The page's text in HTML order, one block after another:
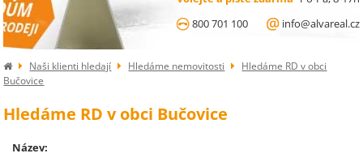
800 701 100
info@alvareal.cz
Naši klienti hledají Hledáme nemovitosti
Hledáme RD v obci
Bučovice
Hledáme RD v obci Bučovice
Název: